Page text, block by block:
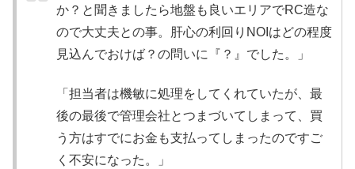
か？と聞きましたら地盤も良いエリアでRC造な
ので大丈夫との事。肝心の利回りNOIはどの程度
見込んでおけば？の問いに『？』でした。」
「担当者は機敏に処理をしてくれていたが、最
後の最後で管理会社とつまづいてしまって、買
う方はすでにお金も支払ってしまったのですご
く不安になった。」